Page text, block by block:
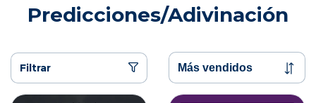
Predicciones/Adivinación
Filtrar